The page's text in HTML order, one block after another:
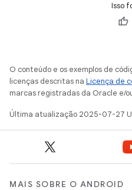
Isso
O conteúdo e os exemplos de
licenças descritas na Licença de
marcas registradas da Oracle e/
Última atualização 2025-07-27
MAIS SOBRE O ANDROID